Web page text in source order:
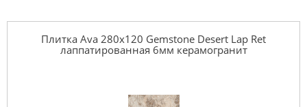
Плитка Ava 280x120 Gemstone Desert Lap Ret
лаппатированная 6мм керамогранит